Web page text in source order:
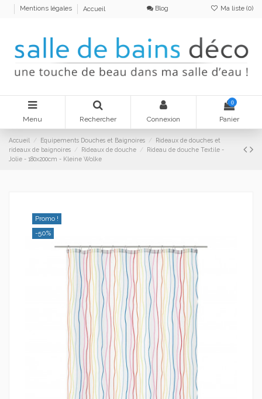
Mentions légales Accueil Blog Ma liste (0)
Menu Rechercher Connexion
0
Panier
Accueil Equipements Douches et Baignoires
Rideaux de douches et
rideaux de baignoires
Rideaux de douche
Rideau de douche Textile -
Jolie - 180x200cm - Kleine Wolke
Promo !
-50%